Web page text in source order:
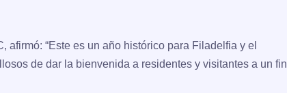
afirmó: “Este es un año histórico para Filadelfia y el
de dar la bienvenida a residentes y visitantes a un fin